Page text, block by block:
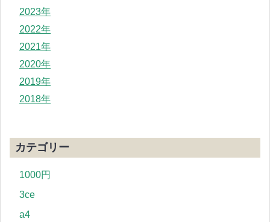
2023年
2022年
2021年
2020年
2019年
2018年
カテゴリー
1000円
3ce
a4